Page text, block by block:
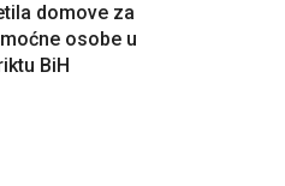
domove za
osobe u
BiH